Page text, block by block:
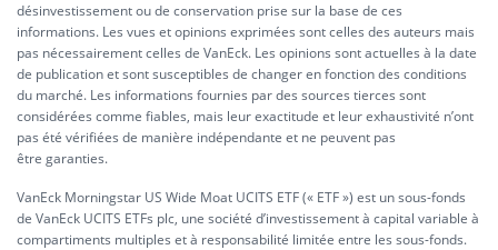
désinvestissement ou de conservation prise sur la base de ces
informations. Les vues et opinions exprimées sont celles des auteurs mais
pas nécessairement celles de VanEck. Les opinions sont actuelles à la date
de publication et sont susceptibles de changer en fonction des conditions
du marché. Les informations fournies par des sources tierces sont
considérées comme fiables, mais leur exactitude et leur exhaustivité n’ont
pas été vérifiées de manière indépendante et ne peuvent pas
être garanties.
VanEck Morningstar US Wide Moat UCITS ETF (« ETF ») est un sous-fonds
de VanEck UCITS ETFs plc, une société d’investissement à capital variable à
compartiments multiples et à responsabilité limitée entre les sous-fonds.